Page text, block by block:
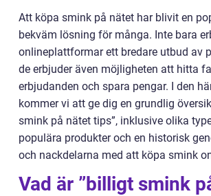
Att köpa smink på nätet har blivit en
bekväm lösning för många. Inte bara
onlineplattformar ett bredare utbud av
de erbjuder även möjligheten att hitta
erbjudanden och spara pengar. I den
kommer vi att ge dig en grundlig
smink på nätet tips”, inklusive olika
populära produkter och en historisk
och nackdelarna med att köpa smink
Vad är ”billigt smink